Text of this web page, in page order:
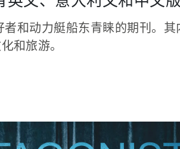
者和动力艇船东青睐的期刊。
和旅游。